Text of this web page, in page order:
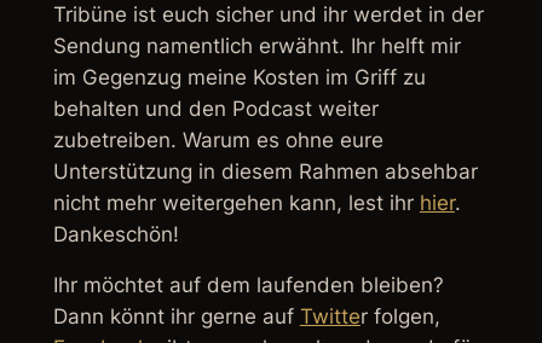
Tribüne ist euch sicher und ihr werdet in der
Sendung namentlich erwähnt. Ihr helft mir
im Gegenzug meine Kosten im Griff zu
behalten und den Podcast weiter
zubetreiben. Warum es ohne eure
Unterstützung in diesem Rahmen absehbar
nicht mehr weitergehen kann, lest ihr hier.
Dankeschön!
Ihr möchtet auf dem laufenden bleiben?
Dann könnt ihr gerne auf Twitter folgen,